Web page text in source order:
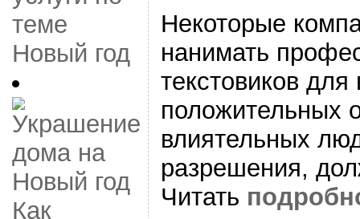
Как
Некоторые
нанимать
текстовиков
положительных
влиятельных
разрешения,
Читать